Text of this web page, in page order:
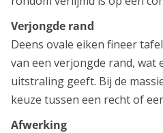
Verjongde rand
Deens ovale eiken fineer
van een verjongde rand, wat
uitstraling geeft. Bij de
keuze tussen een recht of
Afwerking